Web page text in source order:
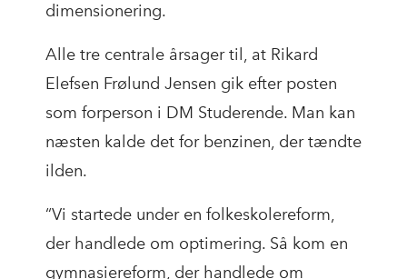
dimensionering.
Alle tre centrale årsager til, at Rikard
Elefsen Frølund Jensen gik efter posten
som forperson i DM Studerende. Man kan
næsten kalde det for benzinen, der tændte
ilden.
“Vi startede under en folkeskolereform,
der handlede om optimering. Så kom en
gymnasiereform, der handlede om